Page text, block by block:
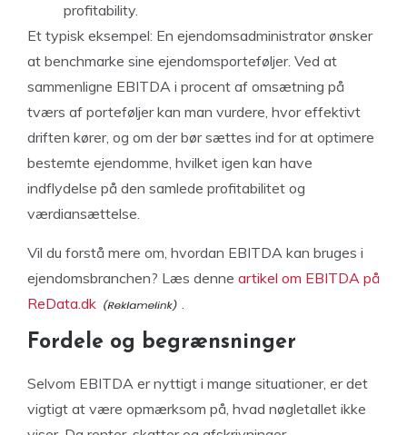
profitability.
Et typisk eksempel: En ejendomsadministrator ønsker
at benchmarke sine ejendomsporteføljer. Ved at
sammenligne EBITDA i procent af omsætning på
tværs af porteføljer kan man vurdere, hvor effektivt
driften kører, og om der bør sættes ind for at optimere
bestemte ejendomme, hvilket igen kan have
indflydelse på den samlede profitabilitet og
værdiansættelse.
Vil du forstå mere om, hvordan EBITDA kan bruges i
ejendomsbranchen? Læs denne artikel om EBITDA på
ReData.dk
Fordele og begrænsninger
Selvom EBITDA er nyttigt i mange situationer, er det
vigtigt at være opmærksom på, hvad nøgletallet ikke